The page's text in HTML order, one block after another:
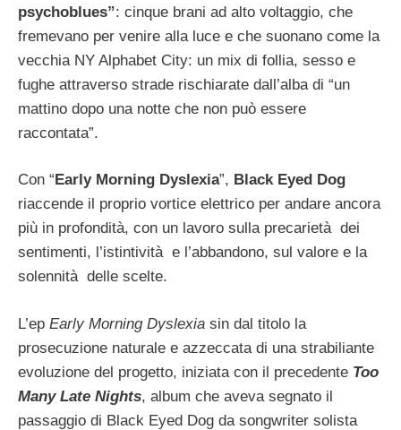
psychoblues”: cinque brani ad alto voltaggio, che
fremevano per venire alla luce e che suonano come la
vecchia NY Alphabet City: un mix di follia, sesso e
fughe attraverso strade rischiarate dall’alba di “un
mattino dopo una notte che non può essere
raccontata”.
Con “Early Morning Dyslexia”, Black Eyed Dog
riaccende il proprio vortice elettrico per andare ancora
più in profondità, con un lavoro sulla precarietà dei
sentimenti, l’istintività e l’abbandono, sul valore e la
solennità delle scelte.
L’ep Early Morning Dyslexia sin dal titolo la
prosecuzione naturale e azzeccata di una strabiliante
evoluzione del progetto, iniziata con il precedente Too
Many Late Nights, album che aveva segnato il
passaggio di Black Eyed Dog da songwriter solista